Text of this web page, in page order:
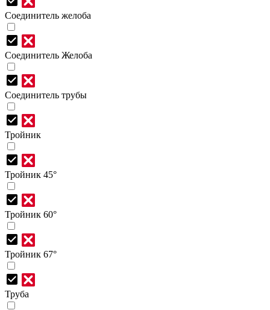
Соединитель желоба
Соединитель Желоба
Соединитель трубы
Тройник
Тройник 45°
Тройник 60°
Тройник 67°
Труба